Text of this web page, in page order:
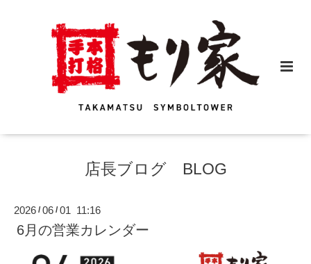
店長ブログ BLOG
2026 /06 /01 11:16
6月の営業カレンダー